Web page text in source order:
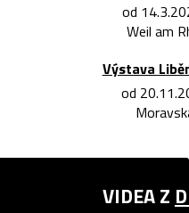
od
Weil am
Výstava
od
VIDEA Z